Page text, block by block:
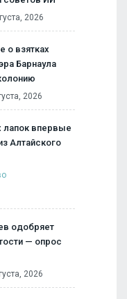
2026
о взятках
Барнаула
2026
лапок впервые
Алтайского
одобряет
— опрос
2026